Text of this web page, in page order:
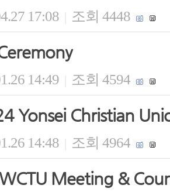
17:08 | 조회 4448
14:49 | 조회 4594
Yonsei Christian
14:48 | 조회 4964
Meeting &